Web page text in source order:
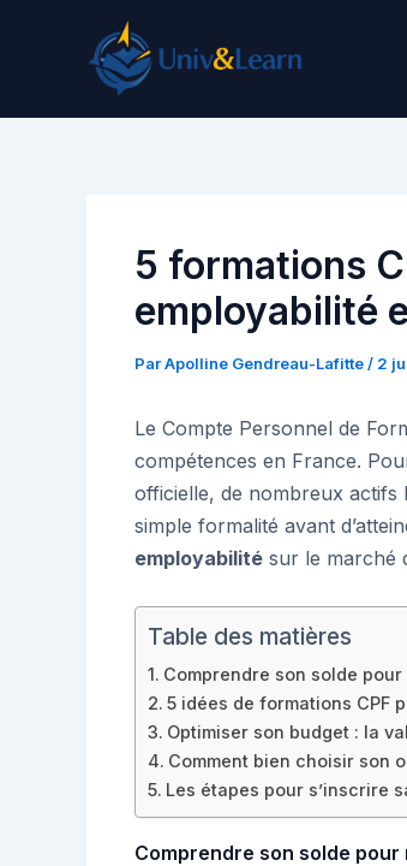
5 formations
employabilité
ParApolline Gendreau-Lafitte/ 2
Le Compte Personnel de
compétences en France.
officielle, de nombreux actifs
simple formalité avant
employabilité sur le marché
Table des matières
Comprendre son solde
5 idées de formations CPF
Optimiser son budget : la
Comment bien choisir son
Les étapes pour s’inscrire
Comprendre son solde